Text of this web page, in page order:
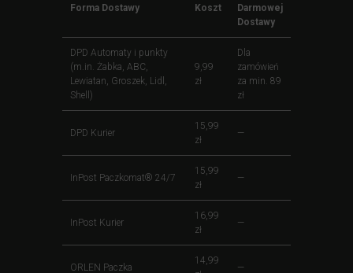
Forma Dostawy Koszt
Darmowej
Dostawy
DPD Automaty i punkty
(m.in. Żabka, ABC,
Lewiatan, Groszek, Lidl,
Shell)
9,99
zł
Dla
zamówień
za min. 89
zł
DPD Kurier
15,99
zł
—
InPost Paczkomat® 24/7
15,99
zł
—
InPost Kurier
16,99
zł
—
ORLEN Paczka
14,99
—